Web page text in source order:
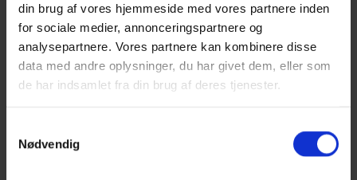
din brug af vores hjemmeside med vores partnere inden
for sociale medier, annonceringspartnere og
analysepartnere. Vores partnere kan kombinere disse
data med andre oplysninger, du har givet dem, eller som
de har indsamlet fra din brug af deres tjenester.
Nødvendig
Trio 2
Tynn line
Zucchero Filato
Mohair
Bella Color
Desiderio